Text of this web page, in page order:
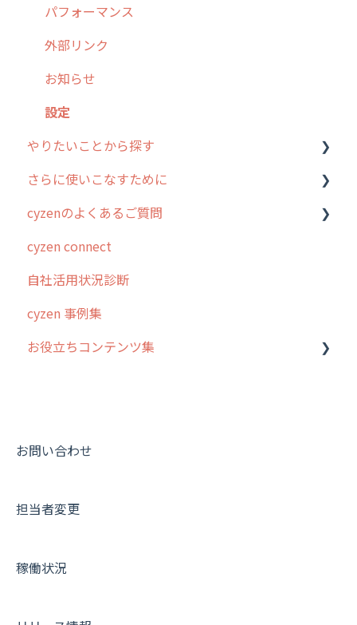
【業界業種別】cyzen設定方法
帳票出力
メッセージ・ファイル添付
商品
各種設定・その他
パフォーマンス
外部リンク
お知らせ
設定
やりたいことから探す
行動管理
勤怠管理
予定管理
スポット
ステータス・主観
報告書・行動種別
活動通知
商品
さらに使いこなすために
はじめに
スポット・ステータス関連オプション
交通費自動計算
安全走行支援
写真管理・高画質化
その他オプション
契約・その他
cyzenのよくあるご質問
ログインについて
グループ・ユーザーについて
GPS・位置情報 について
ルート自動記録 について
報告書について
メンバー画面について
cyzen connect
自社活用状況診断
cyzen 事例集
お役立ちコンテンツ集
動画集：共通
お問い合わせ
担当者変更
稼働状況